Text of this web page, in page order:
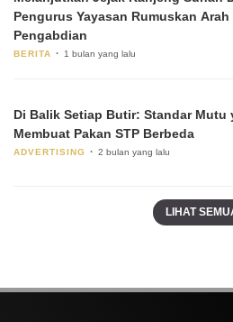
Pengurus Yayasan Rumuskan Arah
Pengabdian
BERITA 1 bulan yang lalu
Di Balik Setiap Butir: Standar Mutu
Membuat Pakan STP Berbeda
ADVERTISING 2 bulan yang lalu
LIHAT